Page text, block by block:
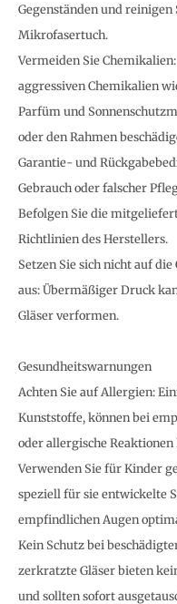
Gegenständen und
Mikrofasertuch.
Vermeiden Sie
aggressiven Chemikalien
Parfüm und
oder den Rahmen
Garantie- und
Gebrauch oder falscher
Befolgen Sie die
Richtlinien des Herstellers.
Setzen Sie sich nicht auf
aus: Übermäßiger Druck
Gläser verformen.
Gesundheitswarnungen
Achten Sie auf Allergien:
Kunststoffe, können bei
oder allergische
Verwenden Sie für Kinder
speziell für sie entwickelte
empfindlichen Augen
Kein Schutz bei
zerkratzte Gläser bieten
und sollten sofort